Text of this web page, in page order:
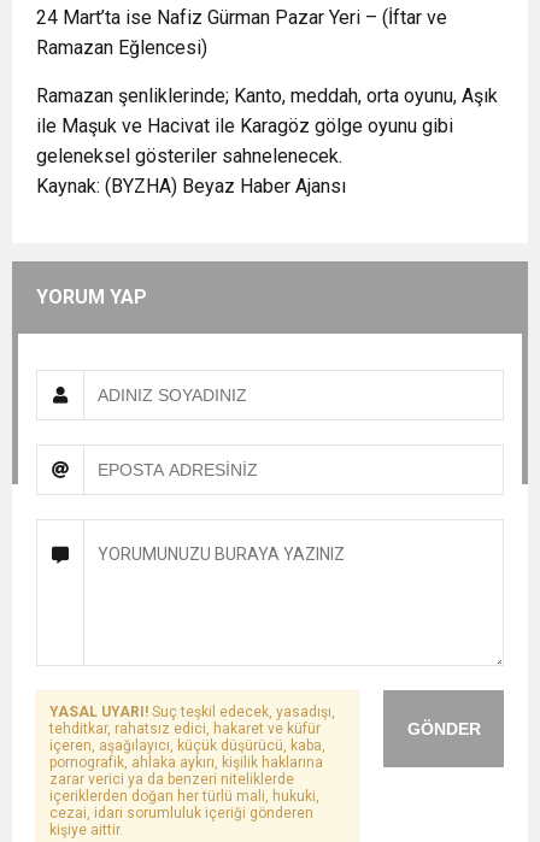
24 Mart’ta ise Nafiz Gürman Pazar Yeri – (İftar ve
Ramazan Eğlencesi)
Ramazan şenliklerinde; Kanto, meddah, orta oyunu, Aşık
ile Maşuk ve Hacivat ile Karagöz gölge oyunu gibi
geleneksel gösteriler sahnelenecek.
Kaynak: (BYZHA) Beyaz Haber Ajansı
YORUM YAP
GÖNDER
YASAL UYARI! Suç teşkil edecek, yasadışı,
tehditkar, rahatsız edici, hakaret ve küfür
içeren, aşağılayıcı, küçük düşürücü, kaba,
pornografik, ahlaka aykırı, kişilik haklarına
zarar verici ya da benzeri niteliklerde
içeriklerden doğan her türlü mali, hukuki,
cezai, idari sorumluluk içeriği gönderen
kişiye aittir.